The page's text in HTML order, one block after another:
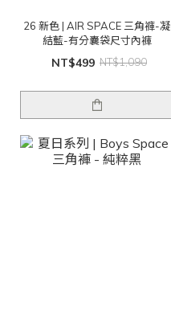
26 新色 | AIR SPACE 三角褲-凝
結藍-有分囊袋尺寸內褲
NT$499 NT$1,090